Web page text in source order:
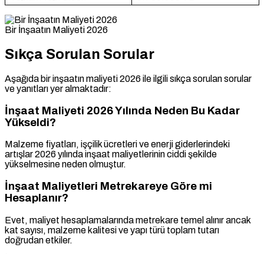
Bir İnşaatın Maliyeti 2026
Sıkça Sorulan Sorular
Aşağıda bir inşaatın maliyeti 2026 ile ilgili sıkça sorulan sorular
ve yanıtları yer almaktadır:
İnşaat Maliyeti 2026 Yılında Neden Bu Kadar
Yükseldi?
Malzeme fiyatları, işçilik ücretleri ve enerji giderlerindeki
artışlar 2026 yılında inşaat maliyetlerinin ciddi şekilde
yükselmesine neden olmuştur.
İnşaat Maliyetleri Metrekareye Göre mi
Hesaplanır?
Evet, maliyet hesaplamalarında metrekare temel alınır ancak
kat sayısı, malzeme kalitesi ve yapı türü toplam tutarı
doğrudan etkiler.